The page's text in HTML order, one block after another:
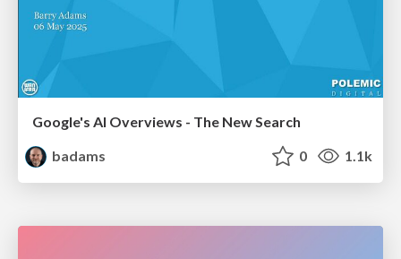
Google's AI Overviews - The New Search
badams
0 1.1k